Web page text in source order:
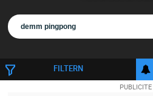
FILTERN